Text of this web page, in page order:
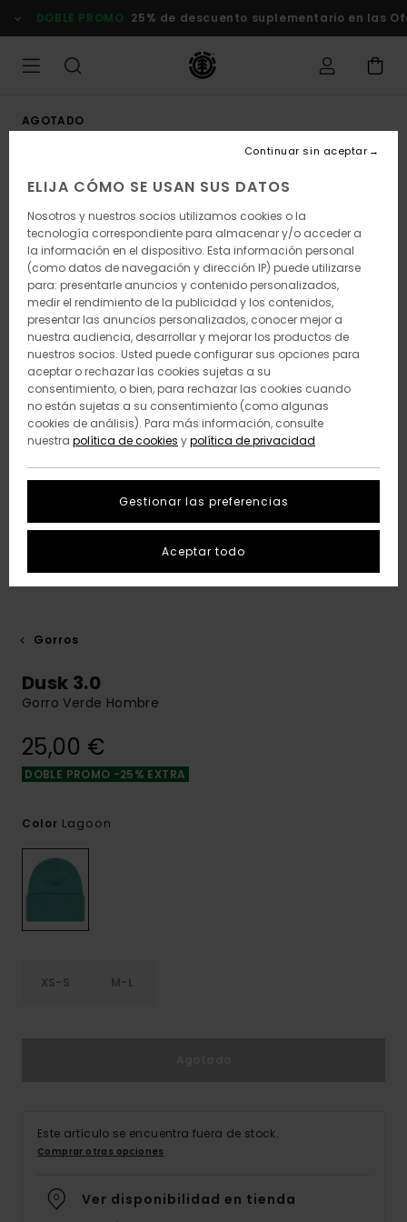
la
DOBLE PROMO 25% de descuento suplementario en las
AGOTADO
Gorros
Dusk 3.0
Gorro Verde Hombre
25,00 €
DOBLE PROMO -25% EXTRA
Color Lagoon
XS-S M-L
Este artículo se encuentra fuera de stock.
Comprar otras opciones
Ver disponibilidad en tienda
ELIJA CÓMO SE USAN SUS DATOS
Nosotros y nuestros socios utilizamos cookies o la
tecnología correspondiente para almacenar y/o acceder a
la información en el dispositivo. Esta información personal
(como datos de navegación y dirección IP) puede utilizarse
para: presentarle anuncios y contenido personalizados,
medir el rendimiento de la publicidad y los contenidos,
presentar las anuncios personalizados, conocer mejor a
nuestra audiencia, desarrollar y mejorar los productos de
nuestros socios. Usted puede configurar sus opciones para
aceptar o rechazar las cookies sujetas a su
consentimiento, o bien, para rechazar las cookies cuando
no están sujetas a su consentimiento (como algunas
cookies de análisis). Para más información, consulte
nuestra política de cookies ypolítica de privacidad
Gestionar las preferencias
Continuar sin aceptar
Aceptar todo